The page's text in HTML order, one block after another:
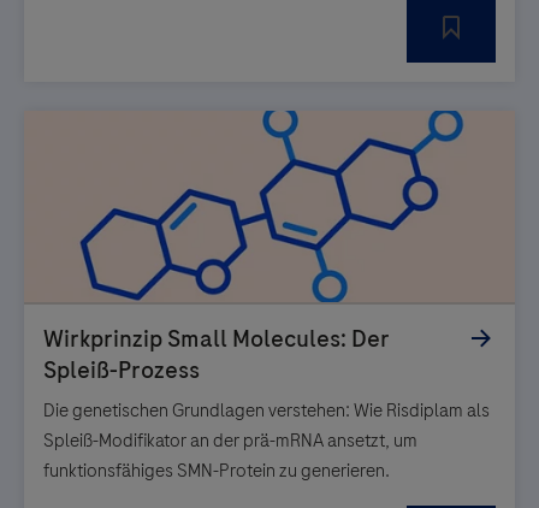
Die genetischen Grundlagen verstehen: Wie Risdiplam als
Spleiß-Modifikator an der prä-mRNA ansetzt, um
funktionsfähiges SMN-Protein zu generieren.